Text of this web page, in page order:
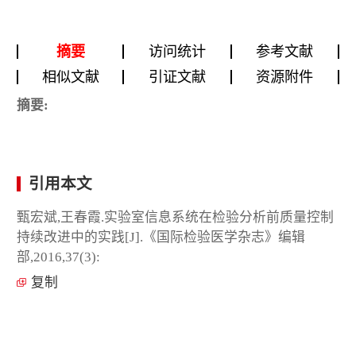
摘要 访问统计
参考文献
相似文献
引证文献 资源附件
摘要:
引用本文
甄宏斌,王春霞.实验室信息系统在检验分析前质量控制
持续改进中的实践[J].《国际检验医学杂志》编辑
部,2016,37(3):
复制